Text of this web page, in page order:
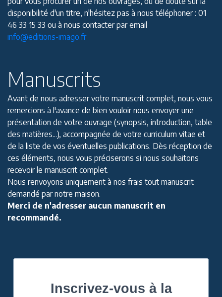
disponibilité d'un titre, n'hésitez pas à nous téléphoner : 01
46 33 15 33 ou à nous contacter par email
info@editions-imago.fr
Manuscrits
Avant de nous adresser votre manuscrit complet, nous vous
remercions à l'avance de bien vouloir nous envoyer une
présentation de votre ouvrage (synopsis, introduction, table
des matières...), accompagnée de votre curriculum vitae et
de la liste de vos éventuelles publications. Dès réception de
ces éléments, nous vous préciserons si nous souhaitons
recevoir le manuscrit complet.
Nous renvoyons uniquement à nos frais tout manuscrit
demandé par notre maison.
Merci de n'adresser aucun manuscrit en
recommandé.
Inscrivez-vous à la